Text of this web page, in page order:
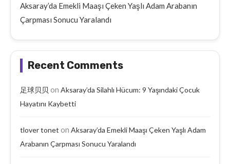
Aksaray’da Emekli Maaşı Çeken Yaşlı Adam Arabanın
Çarpması Sonucu Yaralandı
Recent Comments
足球贝贝 on Aksaray’da Silahlı Hücum: 9 Yaşındaki Çocuk
Hayatını Kaybetti
tlover tonet on Aksaray’da Emekli Maaşı Çeken Yaşlı Adam
Arabanın Çarpması Sonucu Yaralandı